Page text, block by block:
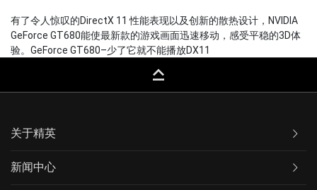
有了令人惊叹的DirectX 11 性能表现以及创新的散热设计，NVIDIA
GeForce GT680能使最新款的游戏画面迅速移动，感受平稳的3D体
验。GeForce GT680–少了它就不能播放DX11
keyboard_capslock
关于精英
新闻中心